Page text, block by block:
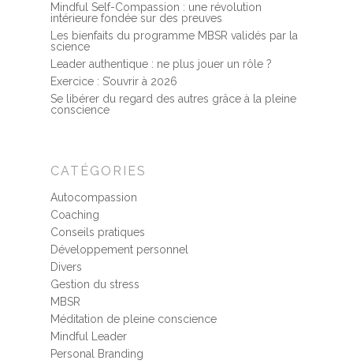
Mindful Self-Compassion : une révolution
intérieure fondée sur des preuves
Les bienfaits du programme MBSR validés par la
science
Leader authentique : ne plus jouer un rôle ?
Exercice : S’ouvrir à 2026
Se libérer du regard des autres grâce à la pleine
conscience
CATÉGORIES
Autocompassion
Coaching
Conseils pratiques
Développement personnel
Divers
Gestion du stress
MBSR
Méditation de pleine conscience
Mindful Leader
Personal Branding